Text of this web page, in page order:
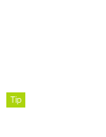
Tip